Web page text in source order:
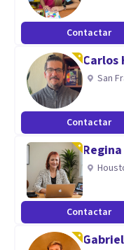
Contactar
Carlos
San
Contactar
Contactar